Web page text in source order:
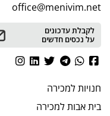
office@menivim.net
לקבלת עדכונים
על נכסים חדשים
חנויותלמכירה
בית אבותלמכירה